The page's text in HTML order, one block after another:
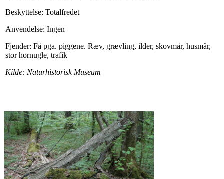
Beskyttelse: Totalfredet
Anvendelse: Ingen
Fjender: Få pga. piggene. Ræv, grævling, ilder, skovmår, husmår,
stor hornugle, trafik
Kilde: Naturhistorisk Museum